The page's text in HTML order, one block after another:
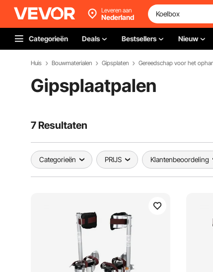
Leveren aan
Nederland
Categorieën Deals Bestsellers Nieuw
Huis Bouwmaterialen Gipsplaten
Gipsplaatpalen
7 Resultaten
Categorieën PRIJS Klantenbeoordeling